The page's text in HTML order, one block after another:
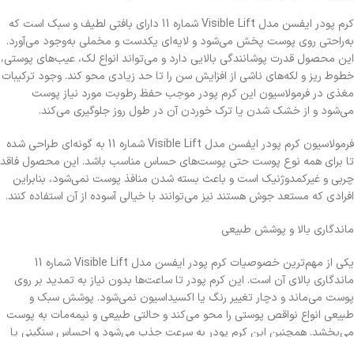
کرم پودر ایفسن مدل Visible Lift شماره 11 دارای بافتی لطیف و سبک است که
به‌راحتی روی پوست پخش می‌شود و لایه‌ای یکدست و مخملی به‌وجود می‌آورد.
این محصول قدرت پوشانندگی بالایی دارد و می‌تواند انواع لک، عیب‌های پوستی،
خطوط ریز و لکه‌های ناشی از افزایش سن را تا حد زیادی محو کند. وجود ترکیبات
مغذی در فرمولاسیون این کرم پودر موجب حفظ رطوبت مورد نیاز پوست
می‌شود و از خشک شدن یا ترک خوردن آن در طول روز جلوگیری می‌کند.
فرمولاسیون کرم پودر ایفسن مدل Visible Lift شماره 11 به گونه‌ای طراحی شده
تا برای همه نوع پوست حتی پوست‌های حساس مناسب باشد. این محصول فاقد
چربی و غیرکمدوژنیک است و باعث بسته شدن منافذ پوست نمی‌شود، بنابراین
افرادی که مستعد جوش هستند نیز می‌توانند با خیالی آسوده از آن استفاده کنند.
ماندگاری بالا و پوشش طبیعی
یکی از مهم‌ترین خصوصیات کرم پودر ایفسن مدل Visible Lift شماره 11
ماندگاری بالای آن است. این کرم پودر تا ساعت‌ها بدون نیاز به تمدید بر روی
پوست می‌ماند و دچار تغییر رنگ یا اکسیداسیون نمی‌شود. پوشش سبک و
طبیعی انواع نواقص پوستی را محو می‌کند و حالتی طبیعی و نیمه‌مات به پوست
می‌بخشد. همچنین این کرم پودر به سرعت جذب می‌شود و احساس سنگینی یا